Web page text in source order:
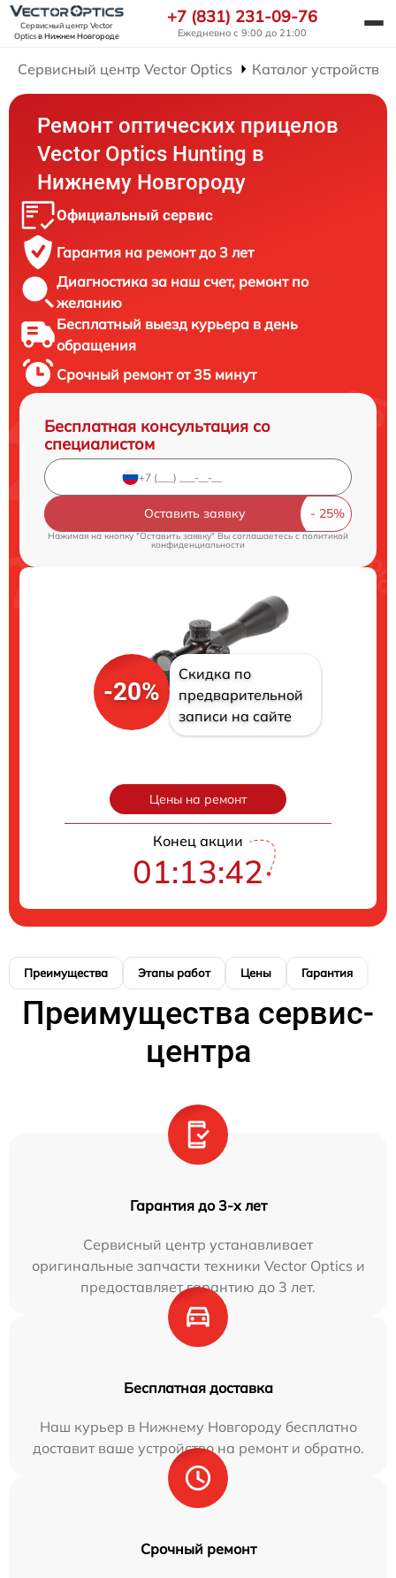
Сервисный центр Vector
Opticsв Нижнем Новгороде
+7 (831) 231-09-76
Ежедневно с 9:00 до 21:00
Сервисный центр Vector Optics Каталог устройств
Ремонт оптических прицелов
Vector Optics Hunting в
Нижнему Новгороду
Официальный сервис
Гарантия на ремонт до 3 лет
Диагностика за наш счет, ремонт по
желанию
Бесплатный выезд курьера в день
обращения
Срочный ремонт от 35 минут
Бесплатная консультация со
специалистом
Оставить заявку
Нажимая на кнопку "Оставить заявку" Вы соглашаетесь c политикой
конфиденциальности
-20%
Скидка по
предварительной
записи на сайте
Цены на ремонт
Конец акции
01:13:41
Преимущества Этапы работ Цены Гарантия
Преимущества сервис-
центра
Гарантия до 3-х лет
Сервисный центр устанавливает
оригинальные запчасти техники Vector Optics и
предоставляет гарантию до 3 лет.
Бесплатная доставка
Наш курьер в Нижнему Новгороду бесплатно
доставит ваше устройство на ремонт и обратно.
Срочный ремонт